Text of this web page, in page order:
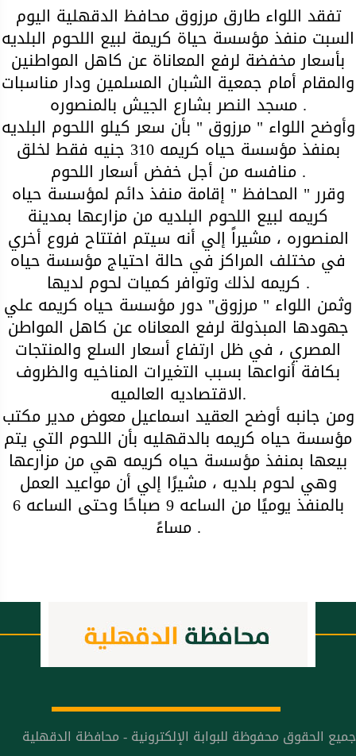
تفقد اللواء طارق مرزوق محافظ الدقهلية اليوم
السبت منفذ مؤسسة حياة كريمة لبيع اللحوم البلديه
بأسعار مخفضة لرفع المعاناة عن كاهل المواطنين
والمقام أمام جمعية الشبان المسلمين ودار مناسبات
مسجد النصر بشارع الجيش بالمنصوره .
وأوضح اللواء " مرزوق " بأن سعر كيلو اللحوم البلديه
بمنفذ مؤسسة حياه كريمه 310 جنيه فقط لخلق
منافسه من أجل خفض أسعار اللحوم .
وقرر " المحافظ " إقامة منفذ دائم لمؤسسة حياه
كريمه لبيع اللحوم البلديه من مزارعها بمدينة
المنصوره ، مشيراً إلي أنه سيتم افتتاح فروع أخري
في مختلف المراكز في حالة احتياج مؤسسة حياه
كريمه لذلك وتوافر كميات لحوم لديها .
وثمن اللواء " مرزوق" دور مؤسسة حياه كريمه علي
جهودها المبذولة لرفع المعاناه عن كاهل المواطن
المصري ، في ظل ارتفاع أسعار السلع والمنتجات
بكافة أنواعها بسبب التغيرات المناخيه والظروف
الاقتصاديه العالميه.
ومن جانبه أوضح العقيد اسماعيل معوض مدير مكتب
مؤسسة حياه كريمه بالدقهليه بأن اللحوم التي يتم
بيعها بمنفذ مؤسسة حياه كريمه هي من مزارعها
وهي لحوم بلديه ، مشيرًا إلي أن مواعيد العمل
بالمنفذ يوميًا من الساعه 9 صباحًا وحتى الساعه 6
مساءً .
جميع الحقوق محفوظة للبوابة الإلكترونية - محافظة الدقهلية